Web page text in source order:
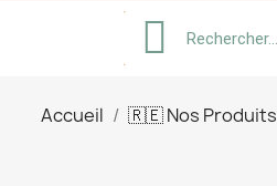
Accueil 🇷🇪 Nos Produits